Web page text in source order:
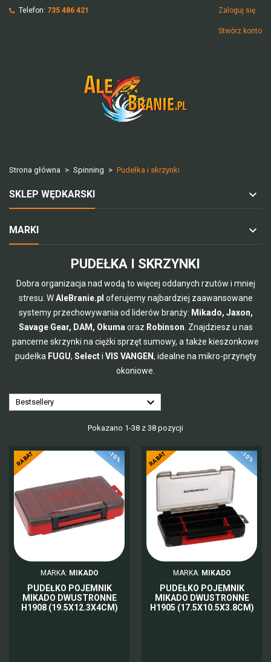
Telefon: 735 486 421 Zaloguj się
Stwórz konto
Strona główna Spinning Pudełka i skrzynki
SKLEP WĘDKARSKI
MARKI
PUDEŁKA I SKRZYNKI
Dobra organizacja nad wodą to więcej oddanych rzutów i mniej
stresu. WAleBranie.pl oferujemy najbardziej zaawansowane
systemy przechowywania od liderów branży: Mikado, Jaxon,
Savage Gear, DAM, Okuma oraz Robinson . Znajdziesz u nas
pancerne skrzynki na ciężki sprzęt sumowy, a także kieszonkowe
pudełka FUGU, Selecti VIS VANGEN, idealne na mikro-przynęty
okoniowe.
Bestsellery 
Pokazano 1-38 z 38 pozycji
-10%
RABAT
MARKA: MIKADO
PUDEŁKO POJEMNIK
MIKADO DWUSTRONNE
H1908 (19.5X12.3X4CM)
-10%
RABAT
MARKA: MIKADO
PUDEŁKO POJEMNIK
MIKADO DWUSTRONNE
H1905 (17.5X10.5X3.8CM)